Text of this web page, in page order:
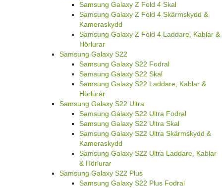
Samsung Galaxy Z Fold 4 Skal
Samsung Galaxy Z Fold 4 Skärmskydd &
Kameraskydd
Samsung Galaxy Z Fold 4 Laddare, Kablar &
Hörlurar
Samsung Galaxy S22
Samsung Galaxy S22 Fodral
Samsung Galaxy S22 Skal
Samsung Galaxy S22 Laddare, Kablar &
Hörlurar
Samsung Galaxy S22 Ultra
Samsung Galaxy S22 Ultra Fodral
Samsung Galaxy S22 Ultra Skal
Samsung Galaxy S22 Ultra Skärmskydd &
Kameraskydd
Samsung Galaxy S22 Ultra Laddare, Kablar
& Hörlurar
Samsung Galaxy S22 Plus
Samsung Galaxy S22 Plus Fodral